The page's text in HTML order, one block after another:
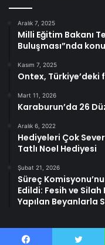
Aralık 7, 2025
Milli Eğitim Bakanı
Buluşması”nda
Kasım 7, 2025
Ontex,
Mart 11, 2026
Karaburun’da 26
Aralık 6, 2022
Hediyeleri Çok
Tatlı Noel Hediyesi
Şubat 21, 2026
Süreç
Edildi: Fesih ve
Yapılan Beyanlarla